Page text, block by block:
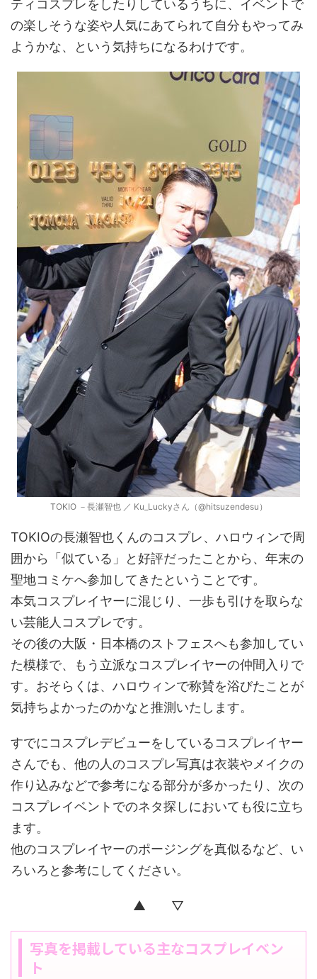
ティコスプレをしたりしているうちに、イベントで
の楽しそうな姿や人気にあてられて自分もやってみ
ようかな、という気持ちになるわけです。
TOKIO －長瀬智也 ／ Ku_Luckyさん（@hitsuzendesu）
TOKIOの長瀬智也くんのコスプレ、ハロウィンで周
囲から「似ている」と好評だったことから、年末の
聖地コミケへ参加してきたということです。
本気コスプレイヤーに混じり、一歩も引けを取らな
い芸能人コスプレです。
その後の大阪・日本橋のストフェスへも参加してい
た模様で、もう立派なコスプレイヤーの仲間入りで
す。おそらくは、ハロウィンで称賛を浴びたことが
気持ちよかったのかなと推測いたします。
すでにコスプレデビューをしているコスプレイヤー
さんでも、他の人のコスプレ写真は衣装やメイクの
作り込みなどで参考になる部分が多かったり、次の
コスプレイベントでのネタ探しにおいても役に立ち
ます。
他のコスプレイヤーのポージングを真似るなど、い
ろいろと参考にしてください。
▲ ▽
写真を掲載している主なコスプレイベン
ト